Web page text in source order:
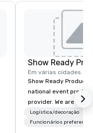
Show Ready
Em várias cidades
Show Ready
national event
provider. We are your
production partner
finish. Our team is
Logística/decoração
Funcionários